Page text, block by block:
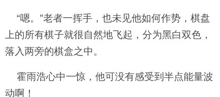
“嗯。”老者一挥手，也未见他如何作势，棋盘
上的所有棋子就很自然地飞起，分为黑白双色，
落入两旁的棋盒之中。
霍雨浩心中一惊，他可没有感受到半点能量波
动啊！